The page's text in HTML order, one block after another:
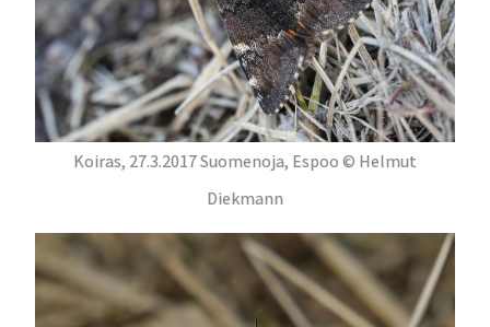
Koiras, 27.3.2017 Suomenoja, Espoo © Helmut
Diekmann